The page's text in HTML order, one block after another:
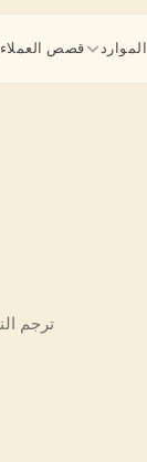
الموارد قصص العملاء